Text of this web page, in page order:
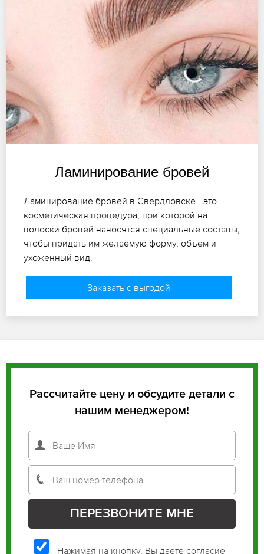
Ламинирование бровей
Ламинирование бровей в Свердловске - это
косметическая процедура, при которой на
волоски бровей наносятся специальные составы,
чтобы придать им желаемую форму, объем и
ухоженный вид.
Заказать с выгодой
Рассчитайте цену и обсудите детали с
нашим менеджером!
Нажимая на кнопку, Вы даете согласие